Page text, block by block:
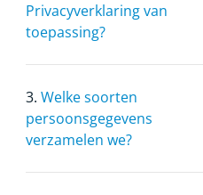
Privacyverklaring van
toepassing?
3. Welke soorten
persoonsgegevens
verzamelen we?